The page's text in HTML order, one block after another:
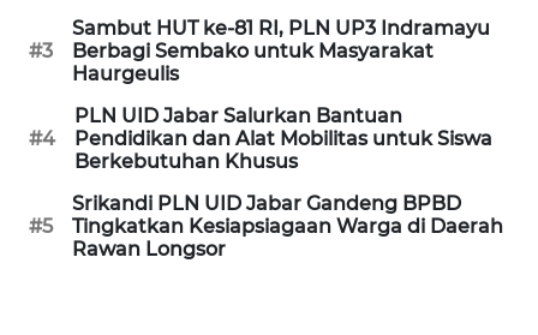
#3
Sambut HUT ke-81 RI, PLN UP3 Indramayu
Berbagi Sembako untuk Masyarakat
Haurgeulis
#4
PLN UID Jabar Salurkan Bantuan
Pendidikan dan Alat Mobilitas untuk Siswa
Berkebutuhan Khusus
#5
Srikandi PLN UID Jabar Gandeng BPBD
Tingkatkan Kesiapsiagaan Warga di Daerah
Rawan Longsor
WN
KUNINGAN
WN
MAJALENGKA
WN
SUBANG